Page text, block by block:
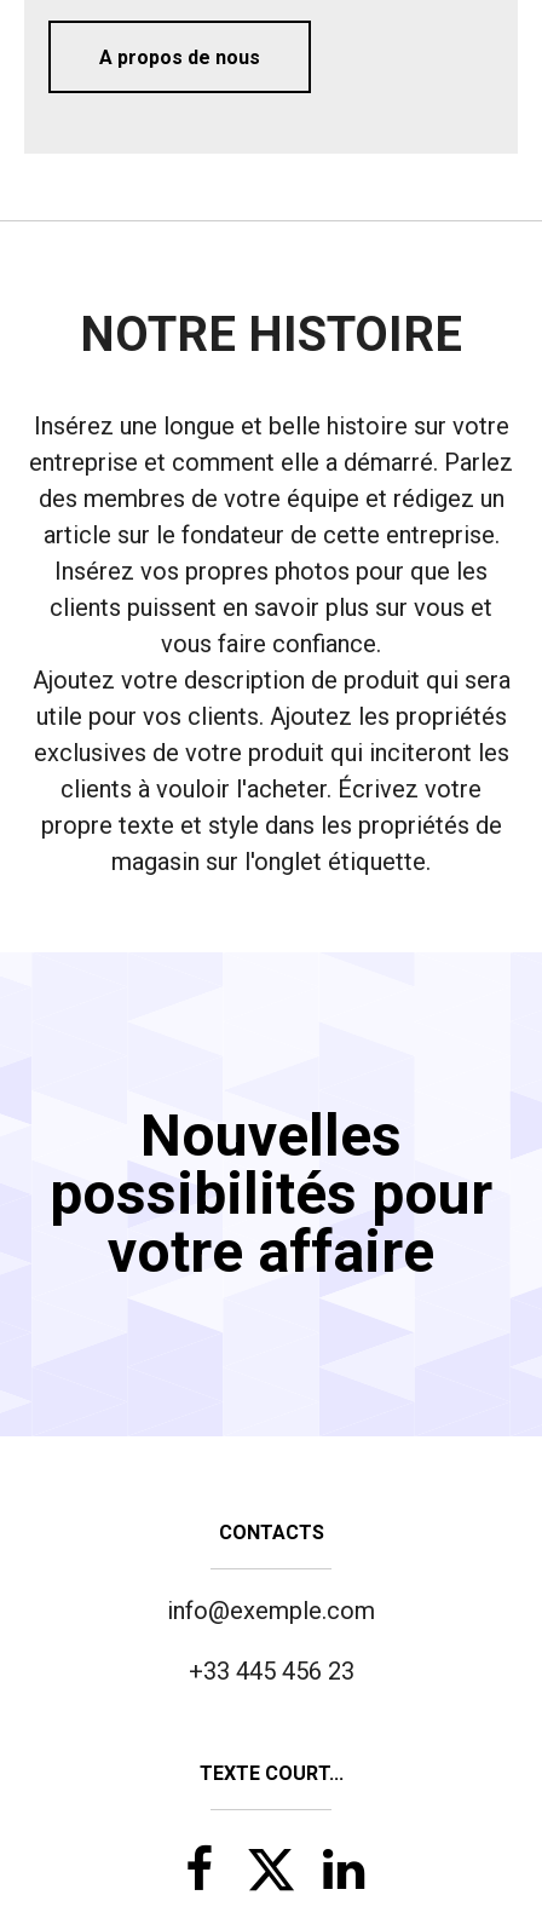
A propos de nous
NOTRE HISTOIRE
Insérez une longue et belle histoire sur votre
entreprise et comment elle a démarré. Parlez
des membres de votre équipe et rédigez un
article sur le fondateur de cette entreprise.
Insérez vos propres photos pour que les
clients puissent en savoir plus sur vous et
vous faire confiance.
Ajoutez votre description de produit qui sera
utile pour vos clients. Ajoutez les propriétés
exclusives de votre produit qui inciteront les
clients à vouloir l'acheter. Écrivez votre
propre texte et style dans les propriétés de
magasin sur l'onglet étiquette.
Nouvelles
possibilités pour
votre affaire
CONTACTS
info@exemple.com
+33 445 456 23
TEXTE COURT...
  